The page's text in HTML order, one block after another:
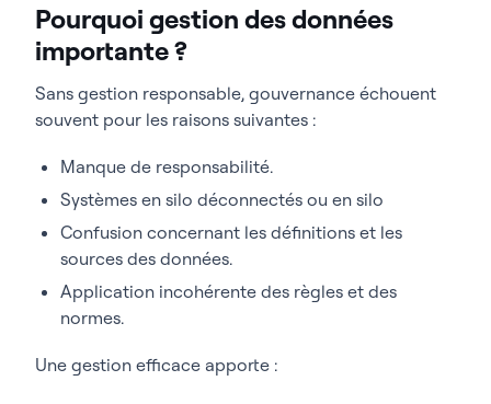
Pourquoi gestion des données
importante ?
Sans gestion responsable, gouvernance échouent
souvent pour les raisons suivantes :
Manque de responsabilité.
Systèmes en silo déconnectés ou en silo
Confusion concernant les définitions et les
sources des données.
Application incohérente des règles et des
normes.
Une gestion efficace apporte :